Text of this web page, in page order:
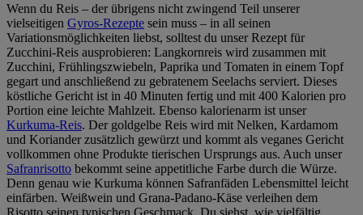
Wenn du Reis – der übrigens nicht zwingend Teil unserer
vielseitigen Gyros-Rezepte sein muss – in all seinen
Variationsmöglichkeiten liebst, solltest du unser Rezept für
Zucchini-Reis ausprobieren: Langkornreis wird zusammen mit
Zucchini, Frühlingszwiebeln, Paprika und Tomaten in einem Topf
gegart und anschließend zu gebratenem Seelachs serviert. Dieses
köstliche Gericht ist in 40 Minuten fertig und mit 400 Kalorien pro
Portion eine leichte Mahlzeit. Ebenso kalorienarm ist unser
Kurkuma-Reis. Der goldgelbe Reis wird mit Nelken, Kardamom
und Koriander zusätzlich gewürzt und kommt als veganes Gericht
vollkommen ohne Produkte tierischen Ursprungs aus. Auch unser
Safranrisotto bekommt seine appetitliche Farbe durch die Würze.
Denn genau wie Kurkuma können Safranfäden Lebensmittel leicht
einfärben. Weißwein und Grana-Padano-Käse verleihen dem
Risotto seinen typischen Geschmack. Du siehst, wie vielfältig